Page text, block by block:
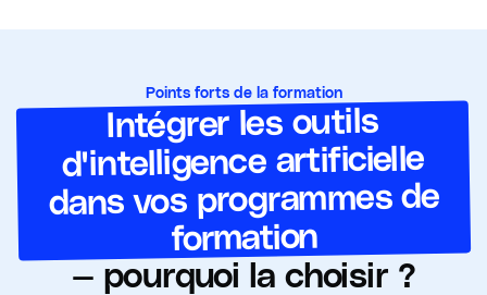
Points forts de la formation
Intégrer les outils
d'intelligence artificielle
dans vos programmes de
formation
— pourquoi la choisir ?